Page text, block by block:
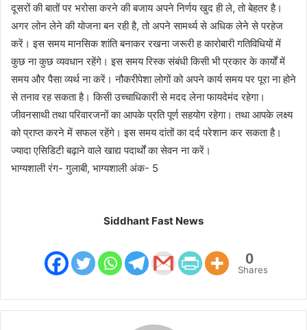
दूसरों की बातों पर भरोसा करने की बजाय अपने निर्णय खुद ही ले, तो बेहतर है।
अगर लोन लेने की योजना बन रही है, तो अपने सामर्थ्य से अधिक लेने से परहेज
करें। इस समय मानसिक शांति बनाकर रखना जरूरी ह कारोबारी गतिविधियों में
कुछ ना कुछ व्यवधान रहेंगे। इस समय रिस्क संबंधी किसी भी प्रकार के कार्यों में
समय और पैसा व्यर्थ ना करें। नौकरीपेशा लोगों को अपने कार्य समय पर पूरा ना होने
से तनाव रह सकता है। किसी उच्चाधिकारी से मदद लेना फायदेमंद रहेगा।
जीवनसाथी तथा परिवारजनों का आपके प्रति पूर्ण सहयोग रहेगा। तथा आपके लक्ष्य
को प्राप्त करने में सफल रहेंगे। इस समय दांतों का दर्द परेशान कर सकता है।
ज्यादा एसिडिटी बढ़ाने वाले खाद्य पदार्थों का सेवन ना करें।
भाग्यशाली रंग- गुलाबी, भाग्यशाली अंक- 5
Siddhant Fast News
0
Shares